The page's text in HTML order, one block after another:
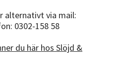
alternativt via mail:
0302-158 58
du här hos Slöjd &